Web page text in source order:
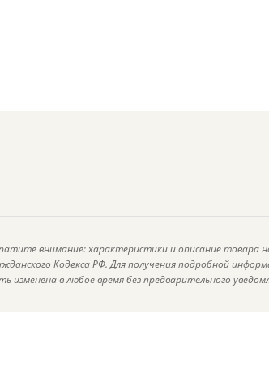
внимание: характеристики и описание товара
Кодекса РФ. Для получения подробной
изменена в любое время без предварительного